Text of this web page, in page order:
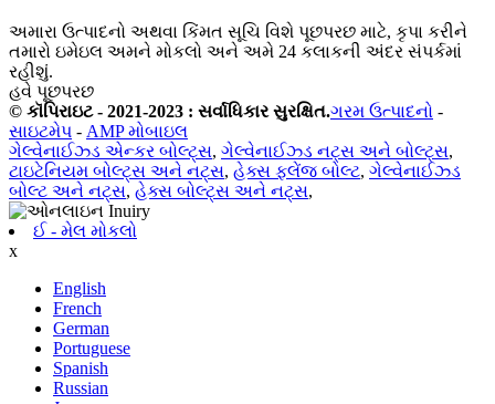
અમારા ઉત્પાદનો અથવા કિંમત સૂચિ વિશે પૂછપરછ માટે, કૃપા કરીને
તમારો ઇમેઇલ અમને મોકલો અને અમે 24 કલાકની અંદર સંપર્કમાં
રહીશું.
હવે પૂછપરછ
© કૉપિરાઇટ - 2021-2023 : સર્વાધિકાર સુરક્ષિત.ગરમ ઉત્પાદનો -
સાઇટમેપ - AMP મોબાઇલ
ગેલ્વેનાઈઝ્ડ એન્કર બોલ્ટ્સ, ગેલ્વેનાઈઝ્ડ નટ્સ અને બોલ્ટ્સ,
ટાઇટેનિયમ બોલ્ટ્સ અને નટ્સ, હેક્સ ફ્લેંજ બોલ્ટ, ગેલ્વેનાઈઝ્ડ
બોલ્ટ અને નટ્સ, હેક્સ બોલ્ટ્સ અને નટ્સ,
ઈ - મેલ મોકલો
x
English
French
German
Portuguese
Spanish
Russian